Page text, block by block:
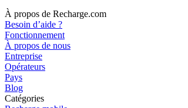
À propos de Recharge.com
Besoin d’aide ?
Fonctionnement
À propos de nous
Entreprise
Opérateurs
Pays
Blog
Catégories